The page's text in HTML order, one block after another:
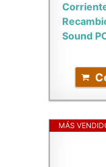
Sound
MÁS